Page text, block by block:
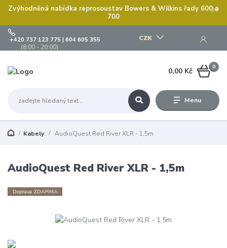
Zvýhodněná nabídka reprosoustav Bowers & Wilkins řady 600 a
700
Menu
CZK
+420 737 123 775 | 604 605 355
(8:00 - 20:00)
0
0,00 Kč
Kabely AudioQuest Red River XLR - 1,5m
AudioQuest Red River XLR - 1,5m
Doprava ZDARMA